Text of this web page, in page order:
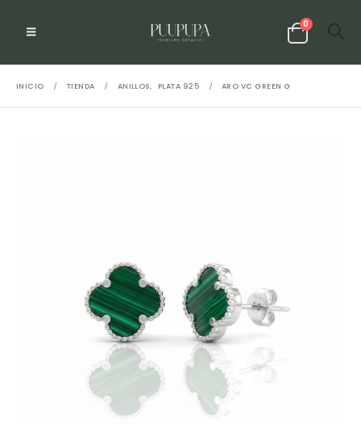
0
INICIO TIENDA ANILLOS, PLATA 925 ARO VC GREEN G